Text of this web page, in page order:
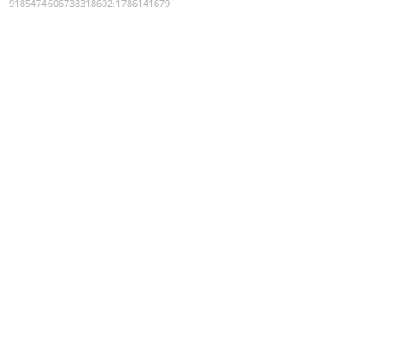
9185474606738318602:1786141679